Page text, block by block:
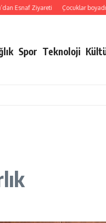
Ziyareti Çocuklar boyadı, bir
Spor Teknoloji